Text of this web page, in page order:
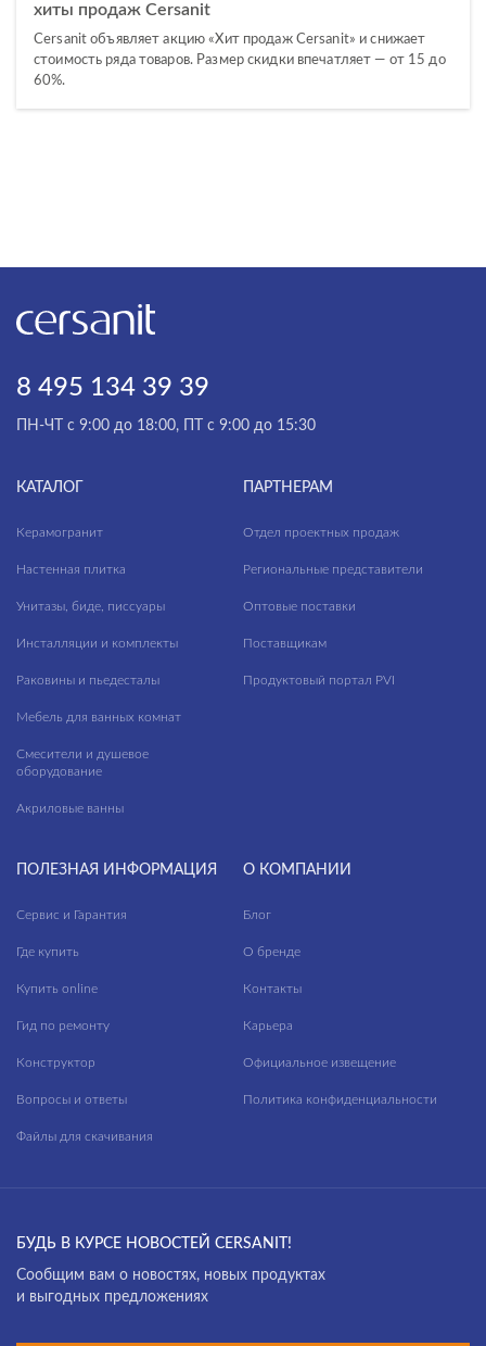
хиты продаж Cersanit
Cersanit объявляет акцию «Хит продаж Cersanit» и снижает
стоимость ряда товаров. Размер скидки впечатляет — от 15 до
60%.
8 495 134 39 39
ПН-ЧТ с 9:00 до 18:00, ПТ с 9:00 до 15:30
КАТАЛОГ
Керамогранит
Настенная плитка
Унитазы, биде, писсуары
Инсталляции и комплекты
Раковины и пьедесталы
Мебель для ванных комнат
Смесители и душевое
оборудование
Акриловые ванны
ПАРТНЕРАМ
Отдел проектных продаж
Региональные представители
Оптовые поставки
Поставщикам
Продуктовый портал PVI
ПОЛЕЗНАЯ ИНФОРМАЦИЯ
Сервис и Гарантия
Где купить
Купить online
Гид по ремонту
Конструктор
Вопросы и ответы
Файлы для скачивания
О КОМПАНИИ
Блог
О бренде
Контакты
Карьера
Официальное извещение
Политика конфиденциальности
БУДЬ В КУРСЕ НОВОСТЕЙ CERSANIT!
Cообщим вам о новостях, новых продуктах
и выгодных предложениях